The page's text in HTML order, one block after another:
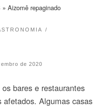
» Aizomê repaginado
de 2020
bares e restaurantes
Algumas casas